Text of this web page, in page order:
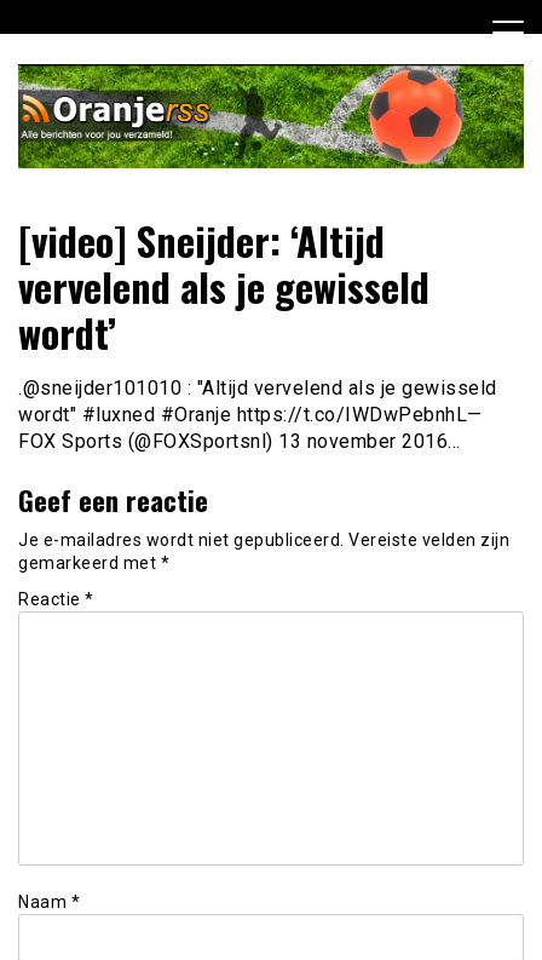
naar
inhoud
Oranje RSS
niets meer van het Nederlands Elftal op weg naar het EK
2012!
[video] Sneijder: ‘Altijd
vervelend als je gewisseld
wordt’
.@sneijder101010 : "Altijd vervelend als je gewisseld
wordt" #luxned #Oranje https://t.co/IWDwPebnhL—
FOX Sports (@FOXSportsnl) 13 november 2016…
Geef een reactie
Je e-mailadres wordt niet gepubliceerd. Vereiste velden zijn
gemarkeerd met *
Reactie *
Naam *